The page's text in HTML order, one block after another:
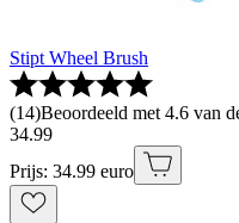
Stipt Wheel Brush
(14)Beoordeeld met 4.6 van
34.99
Prijs: 34.99 euro